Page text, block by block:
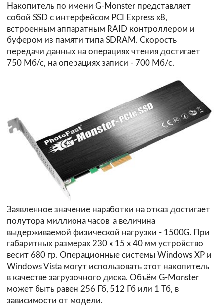
Накопитель по имени G-Monster представляет
собой SSD с интерфейсом PCI Express x8,
встроенным аппаратным RAID контроллером и
буфером из памяти типа SDRAM. Скорость
передачи данных на операциях чтения достигает
750 Мб/с, на операциях записи - 700 Мб/с.
Заявленное значение наработки на отказ достигает
полутора миллиона часов, а величина
выдерживаемой физической нагрузки - 1500G. При
габаритных размерах 230 х 15 х 40 мм устройство
весит 680 гр. Операционные системы Windows XP и
Windows Vista могут использовать этот накопитель
в качестве загрузочного диска. Объём G-Monster
может быть равен 256 Гб, 512 Гб или 1 Тб, в
зависимости от модели.